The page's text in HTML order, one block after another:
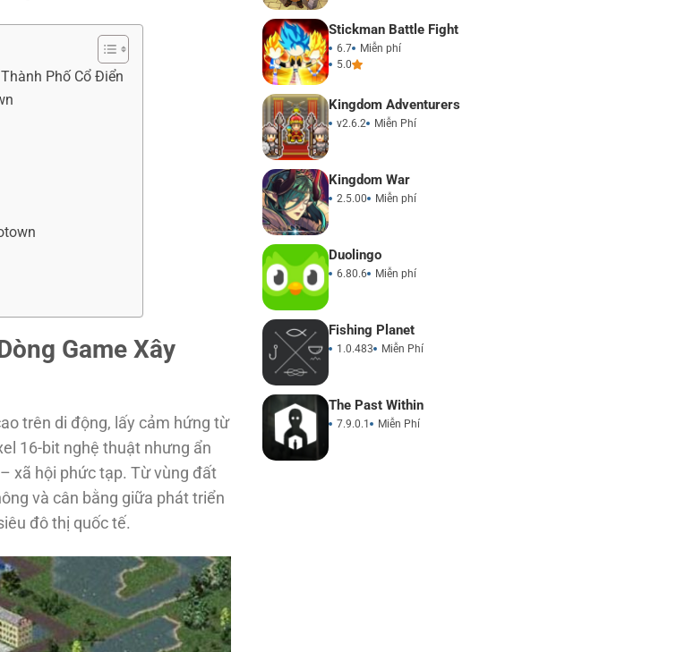
Phố Cổ Điển
Game Xây
trên di động, lấy cảm hứng từ
16-bit nghệ thuật nhưng ẩn
xã hội phức tạp. Từ vùng đất
và cân bằng giữa phát triển
đô thị quốc tế.
Stickman Battle Fight
6.7
Miễn phí
5.0
Kingdom Adventurers
v2.6.2 Miễn Phí
Kingdom War
2.5.00 Miễn phí
Duolingo
6.80.6 Miễn phí
Fishing Planet
1.0.483 Miễn Phí
The Past Within
7.9.0.1 Miễn Phí